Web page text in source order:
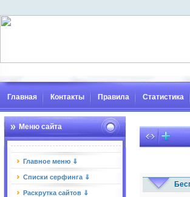
Главная Контакты Правила Статистика
Меню сайта
Главное меню ⇓
Списки серфинга ⇓
Раскрутка сайтов ⇓